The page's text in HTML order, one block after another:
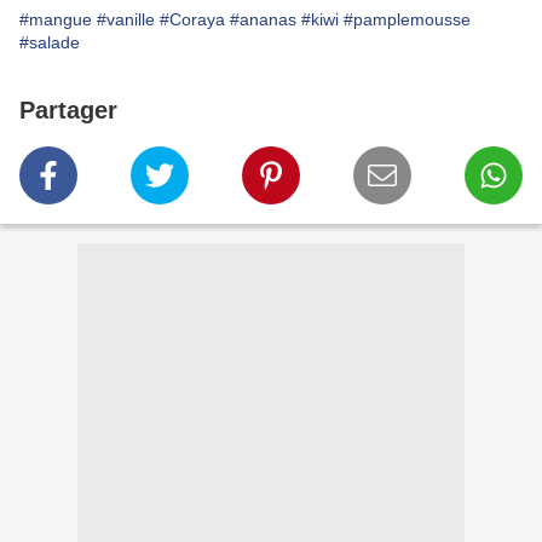
#mangue #vanille #Coraya #ananas #kiwi #pamplemousse
#salade
Partager